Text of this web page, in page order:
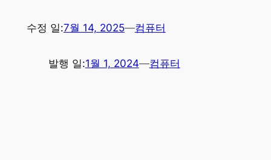
수정 일:7월 14, 2025—컴퓨터
발행 일:1월 1, 2024—컴퓨터